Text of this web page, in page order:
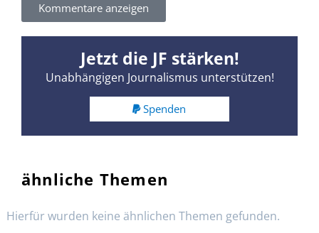
Kommentare anzeigen
Jetzt die JF stärken!
Unabhängigen Journalismus unterstützen!
Spenden
ähnliche Themen
Hierfür wurden keine ähnlichen Themen gefunden.